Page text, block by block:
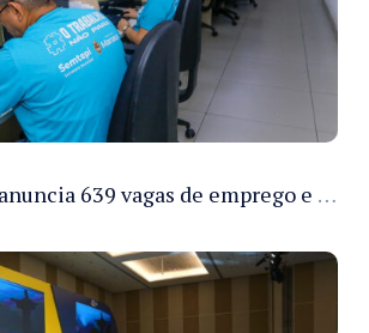
Sine Manaus anuncia 639 vagas de emprego e atendimento presencial nesta sexta 7/8